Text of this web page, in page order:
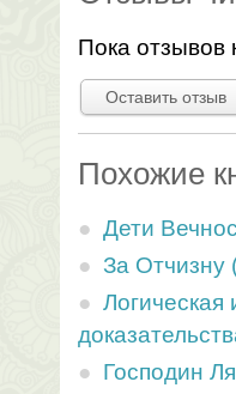
Пока отзывов
Оставить отзыв
Похожие
Дети
За Отчизну
Господин